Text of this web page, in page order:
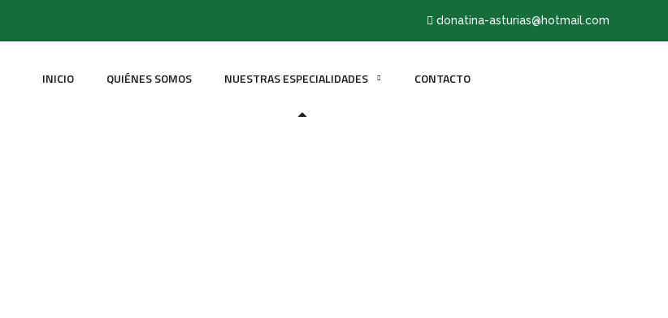
donatina-asturias@hotmail.com
INICIO QUIÉNES SOMOS NUESTRAS ESPECIALIDADES CONTACTO